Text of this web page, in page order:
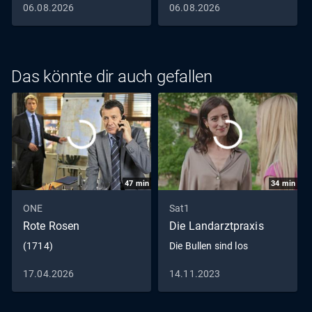
Gefühle mit Lena Schluss zu machen.
06.08.2026 06.08.2026
Das könnte dir auch gefallen
47 min
ONE
Rote Rosen
(1714)
17.04.2026
34 min
Sat1
Die Landarztpraxis
Die Bullen sind los
14.11.2023